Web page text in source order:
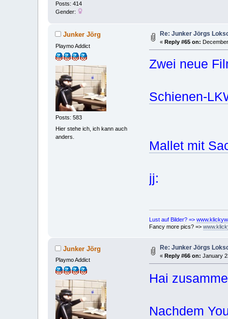
Posts: 414
Gender:
Junker Jörg
Playmo Addict
Posts: 583
Hier stehe ich, ich kann auch
anders.
Re: Junker Jörgs
«Reply #65 on:
Zwei neue
Schienen-
Mallet mit
jj:
Lust auf Bilder? =>
Fancy more pics? =>
Junker Jörg
Playmo Addict
Re: Junker Jörgs
«Reply #66 on: January
Hai
Nachdem